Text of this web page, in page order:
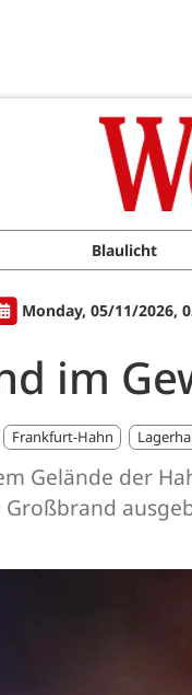
Blaulicht
Monday, 05/11/2026,
im
Frankfurt-Hahn
Gelände der